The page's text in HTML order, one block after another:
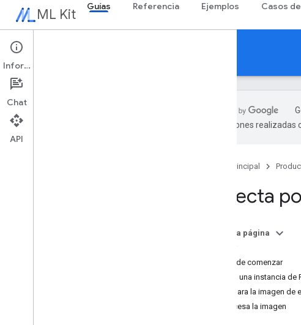
ML Kit Guías Referencia Ejemplos Casos
Guías
Descripción general
traducciones realizadas
Página principal
Detecta
En esta página
Antes de comenzar
1. Crea una instancia de
2. Prepara la imagen de
3. Procesa la imagen
Información
Chat
API